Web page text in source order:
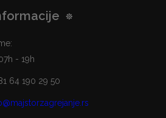
- 19h
64 190 29 50